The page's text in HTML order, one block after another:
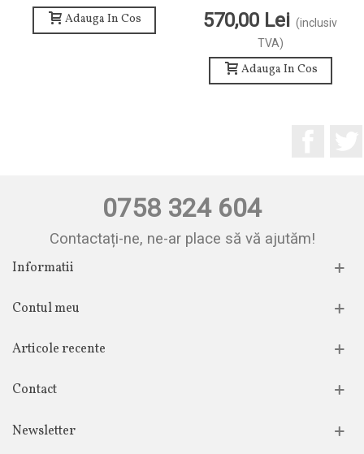
Adauga In Cos 570,00 Lei (inclusiv
TVA)
Adauga In Cos
0758 324 604
Contactați-ne, ne-ar place să vă ajutăm!
Informatii
Contul meu
Articole recente
Contact
Newsletter